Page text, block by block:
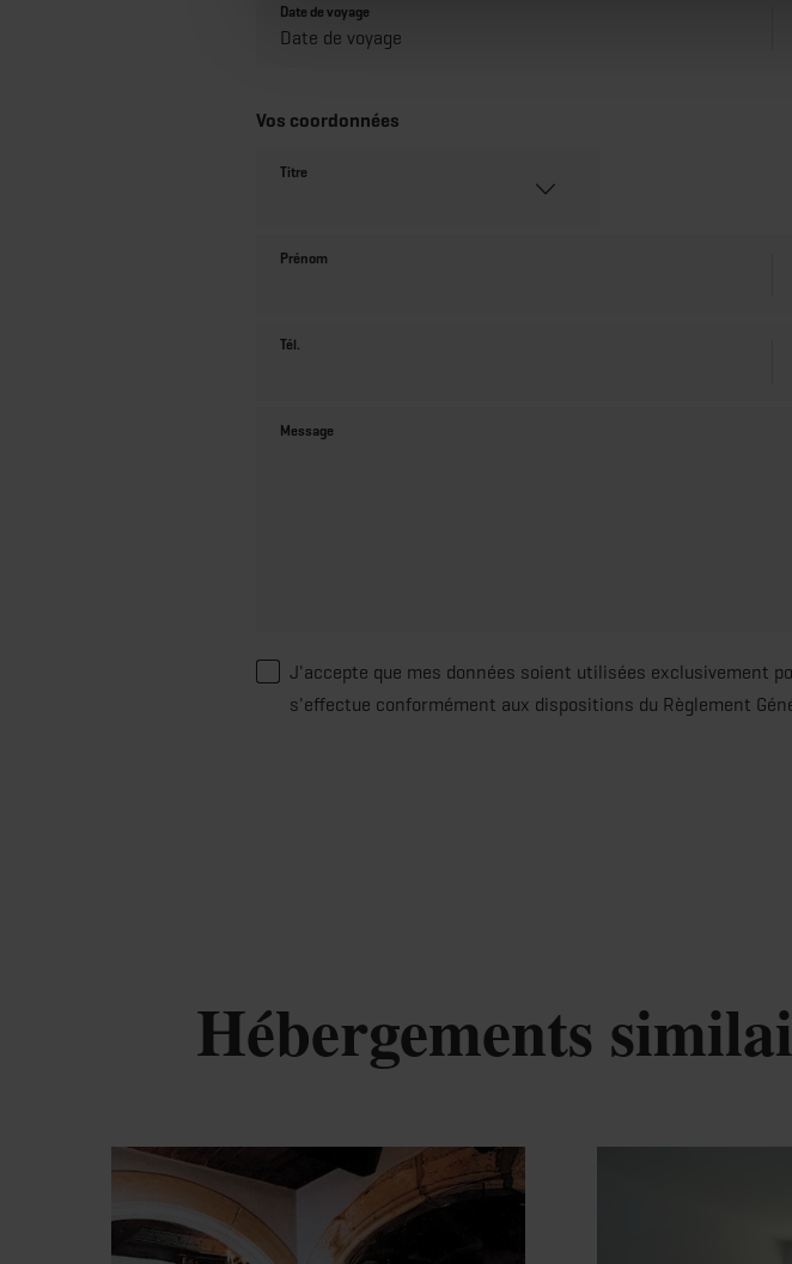
Date de voyage
Vos coordonnées
Titre
Prénom
Tél.
Message
J'accepte que mes données soient utilisées exclusivement
s'effectue conformément aux dispositions du Règlement
Hébergements